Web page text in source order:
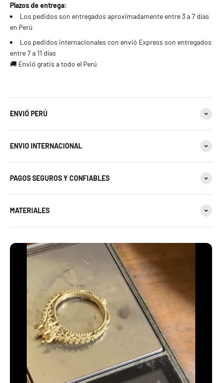
23 estándar
24 estándar
25 estándar - 11 americana
27 estándar - 12 americana
29 estándar
31 estándar
33 estándar - 14 americana
Plazos de entrega:
Los pedidos son entregados aproximadamente entre 3 a 7 días
en Perú
Los pedidos internacionales con envió Express son entregados
entre 7 a 11 días
🚚 Envió gratis a todo el Perú
ENVIÓ PERÚ
ENVIO INTERNACIONAL
PAGOS SEGUROS Y CONFIABLES
MATERIALES